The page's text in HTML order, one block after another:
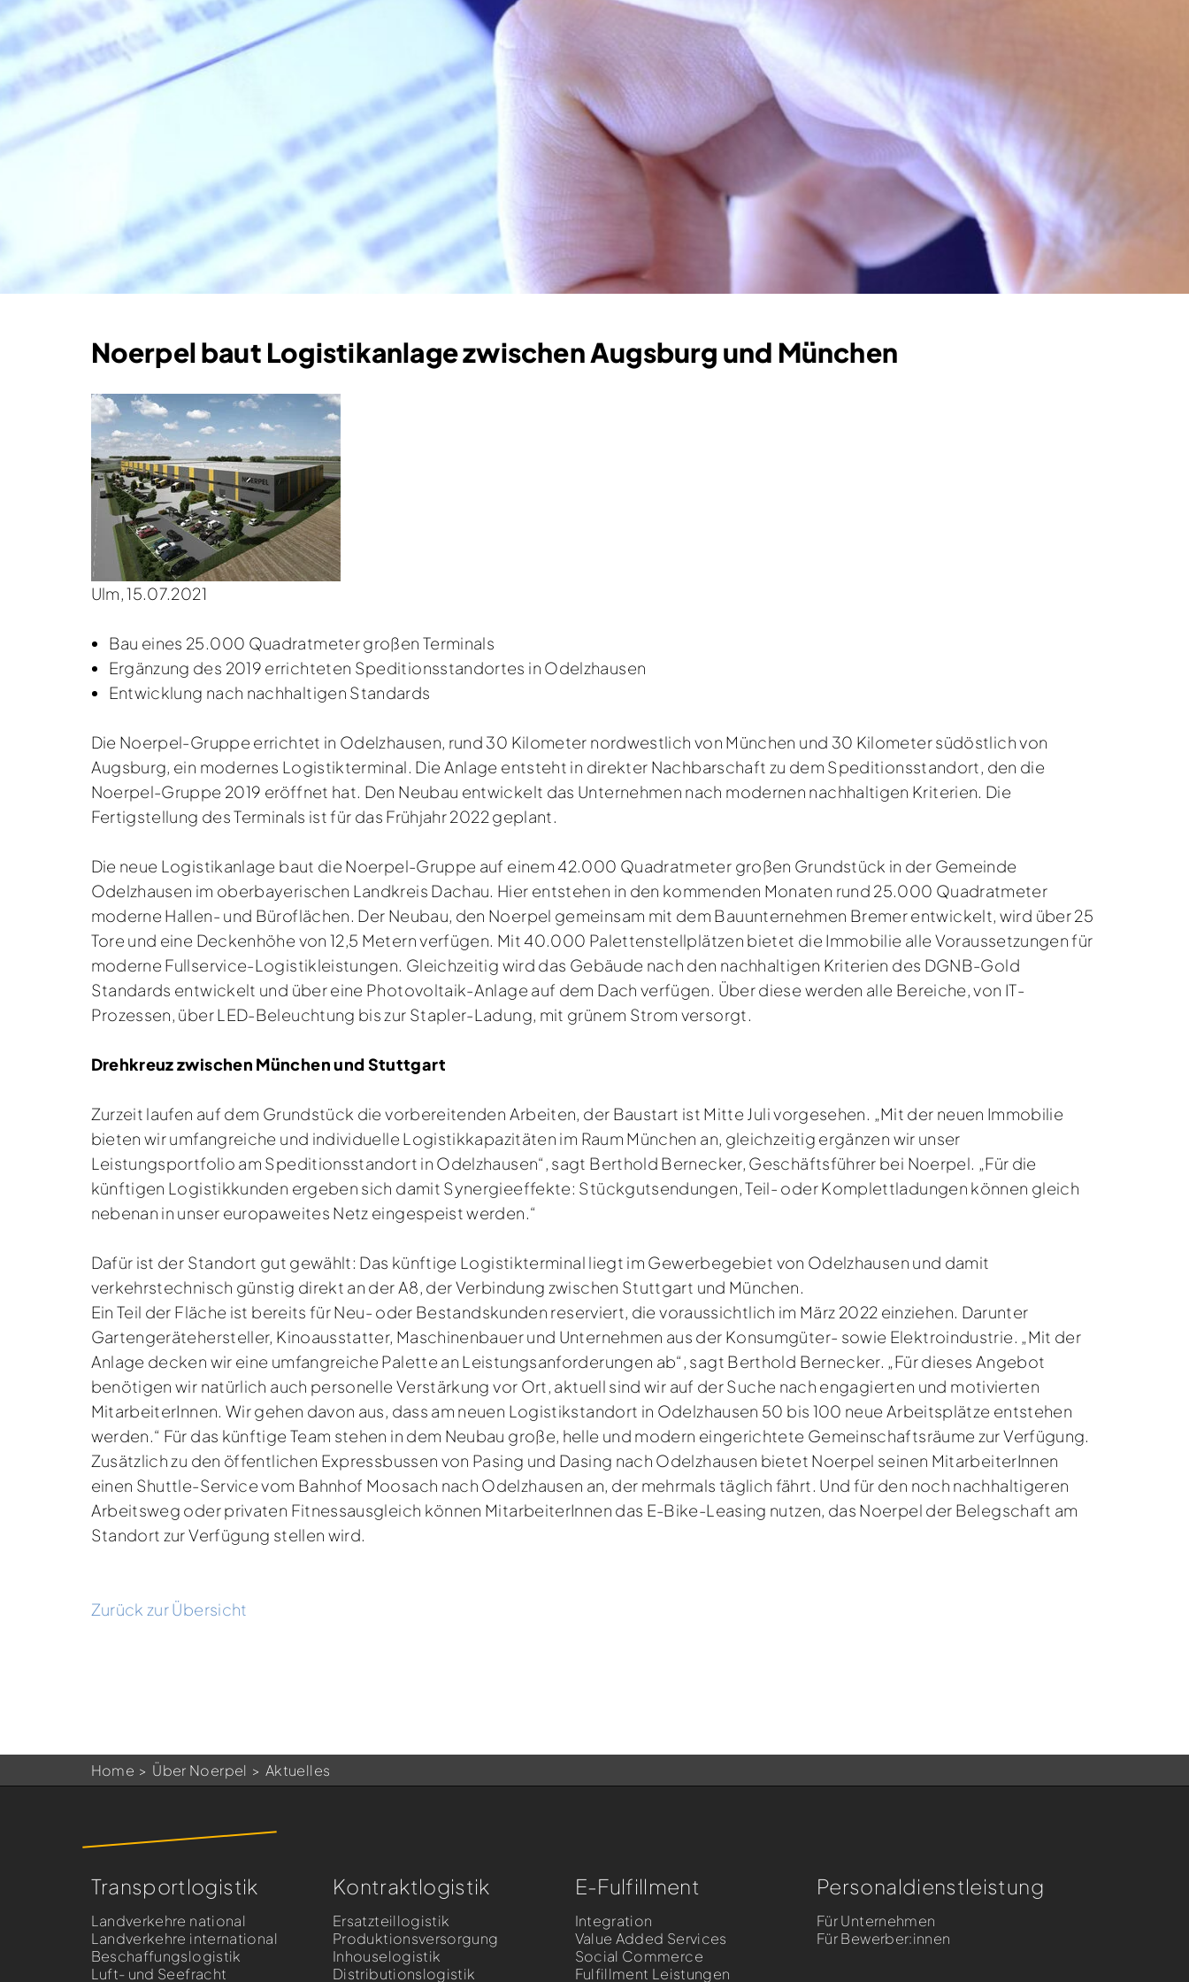
Home Über Noerpel Aktuelles
Noerpel baut Logistikanlage zwischen Augsburg und München
Ulm, 15.07.2021
Bau eines 25.000 Quadratmeter großen Terminals
Ergänzung des 2019 errichteten Speditionsstandortes in Odelzhausen
Entwicklung nach nachhaltigen Standards
Die Noerpel-Gruppe errichtet in Odelzhausen, rund 30 Kilometer nordwestlich von München und 30 Kilometer südöstlich von
Augsburg, ein modernes Logistikterminal. Die Anlage entsteht in direkter Nachbarschaft zu dem Speditionsstandort, den die
Noerpel-Gruppe 2019 eröffnet hat. Den Neubau entwickelt das Unternehmen nach modernen nachhaltigen Kriterien. Die
Fertigstellung des Terminals ist für das Frühjahr 2022 geplant.
Die neue Logistikanlage baut die Noerpel-Gruppe auf einem 42.000 Quadratmeter großen Grundstück in der Gemeinde
Odelzhausen im oberbayerischen Landkreis Dachau. Hier entstehen in den kommenden Monaten rund 25.000 Quadratmeter
moderne Hallen- und Büroflächen. Der Neubau, den Noerpel gemeinsam mit dem Bauunternehmen Bremer entwickelt, wird über 25
Tore und eine Deckenhöhe von 12,5 Metern verfügen. Mit 40.000 Palettenstellplätzen bietet die Immobilie alle Voraussetzungen für
moderne Fullservice-Logistikleistungen. Gleichzeitig wird das Gebäude nach den nachhaltigen Kriterien des DGNB-Gold
Standards entwickelt und über eine Photovoltaik-Anlage auf dem Dach verfügen. Über diese werden alle Bereiche, von IT-
Prozessen, über LED-Beleuchtung bis zur Stapler-Ladung, mit grünem Strom versorgt.
Drehkreuz zwischen München und Stuttgart
Zurzeit laufen auf dem Grundstück die vorbereitenden Arbeiten, der Baustart ist Mitte Juli vorgesehen. „Mit der neuen Immobilie
bieten wir umfangreiche und individuelle Logistikkapazitäten im Raum München an, gleichzeitig ergänzen wir unser
Leistungsportfolio am Speditionsstandort in Odelzhausen“, sagt Berthold Bernecker, Geschäftsführer bei Noerpel. „Für die
künftigen Logistikkunden ergeben sich damit Synergieeffekte: Stückgutsendungen, Teil- oder Komplettladungen können gleich
nebenan in unser europaweites Netz eingespeist werden.“
Dafür ist der Standort gut gewählt: Das künftige Logistikterminal liegt im Gewerbegebiet von Odelzhausen und damit
verkehrstechnisch günstig direkt an der A8, der Verbindung zwischen Stuttgart und München.
Ein Teil der Fläche ist bereits für Neu- oder Bestandskunden reserviert, die voraussichtlich im März 2022 einziehen. Darunter
Gartengerätehersteller, Kinoausstatter, Maschinenbauer und Unternehmen aus der Konsumgüter- sowie Elektroindustrie. „Mit der
Anlage decken wir eine umfangreiche Palette an Leistungsanforderungen ab“, sagt Berthold Bernecker. „Für dieses Angebot
benötigen wir natürlich auch personelle Verstärkung vor Ort, aktuell sind wir auf der Suche nach engagierten und motivierten
MitarbeiterInnen. Wir gehen davon aus, dass am neuen Logistikstandort in Odelzhausen 50 bis 100 neue Arbeitsplätze entstehen
werden.“ Für das künftige Team stehen in dem Neubau große, helle und modern eingerichtete Gemeinschaftsräume zur Verfügung.
Zusätzlich zu den öffentlichen Expressbussen von Pasing und Dasing nach Odelzhausen bietet Noerpel seinen MitarbeiterInnen
einen Shuttle-Service vom Bahnhof Moosach nach Odelzhausen an, der mehrmals täglich fährt. Und für den noch nachhaltigeren
Arbeitsweg oder privaten Fitnessausgleich können MitarbeiterInnen das E-Bike-Leasing nutzen, das Noerpel der Belegschaft am
Standort zur Verfügung stellen wird.
Zurück zur Übersicht
Transportlogistik
Landverkehre national
Landverkehre international
Beschaffungslogistik
Luft- und Seefracht
Kontraktlogistik
Ersatzteillogistik
Produktionsversorgung
Inhouselogistik
Distributionslogistik
E-Fulfillment
Integration
Value Added Services
Social Commerce
Fulfillment Leistungen
Personaldienst­leistung
Für Unternehmen
Für Bewerber:innen